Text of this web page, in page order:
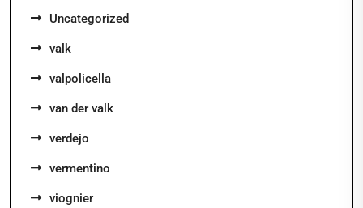
Uncategorized
valk
valpolicella
van der valk
verdejo
vermentino
viognier